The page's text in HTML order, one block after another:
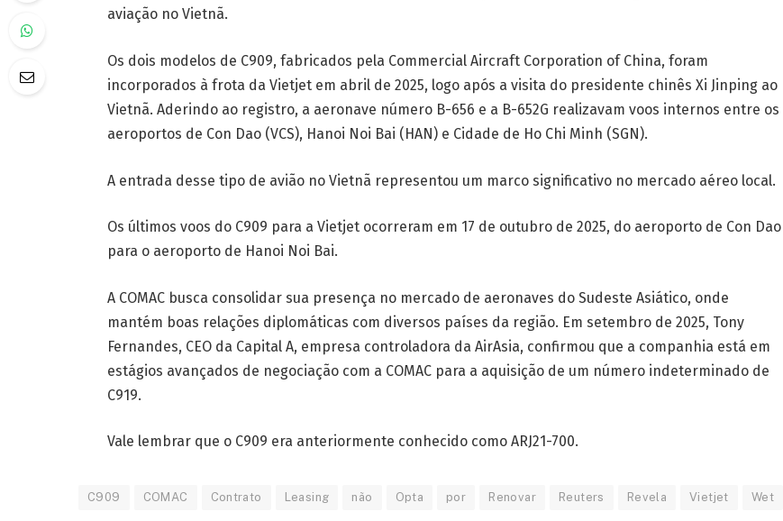
aviação no Vietnã.
Os dois modelos de C909, fabricados pela Commercial Aircraft Corporation of China, foram
incorporados à frota da Vietjet em abril de 2025, logo após a visita do presidente chinês Xi Jinping ao
Vietnã. Aderindo ao registro, a aeronave número B-656 e a B-652G realizavam voos internos entre os
aeroportos de Con Dao (VCS), Hanoi Noi Bai (HAN) e Cidade de Ho Chi Minh (SGN).
A entrada desse tipo de avião no Vietnã representou um marco significativo no mercado aéreo local.
Os últimos voos do C909 para a Vietjet ocorreram em 17 de outubro de 2025, do aeroporto de Con Dao
para o aeroporto de Hanoi Noi Bai.
A COMAC busca consolidar sua presença no mercado de aeronaves do Sudeste Asiático, onde
mantém boas relações diplomáticas com diversos países da região. Em setembro de 2025, Tony
Fernandes, CEO da Capital A, empresa controladora da AirAsia, confirmou que a companhia está em
estágios avançados de negociação com a COMAC para a aquisição de um número indeterminado de
C919.
Vale lembrar que o C909 era anteriormente conhecido como ARJ21-700.
C909 COMAC Contrato Leasing não Opta por Renovar Reuters Revela Vietjet Wet